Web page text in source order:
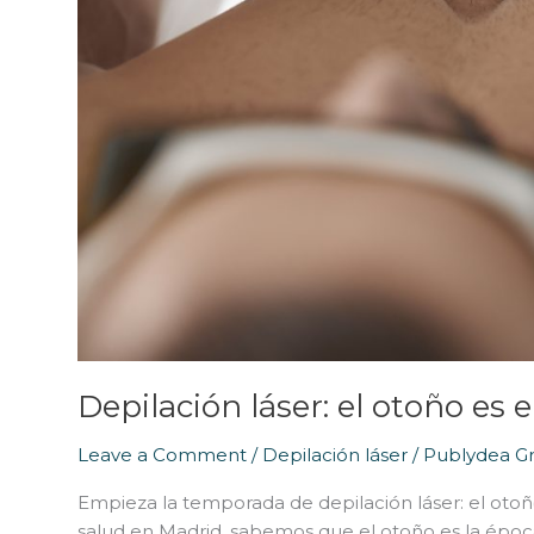
Depilación láser: el otoño es
Leave a Comment / Depilación láser / Publydea
Empieza la temporada de depilación láser: el